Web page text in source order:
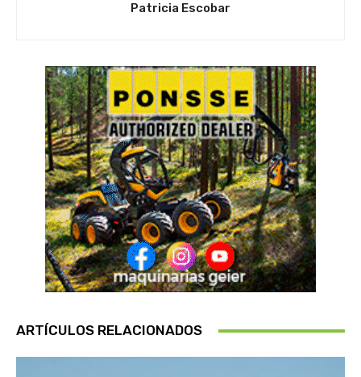
Patricia Escobar
ARTÍCULOS RELACIONADOS